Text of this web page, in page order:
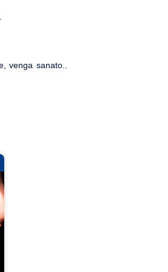
venga sanato..